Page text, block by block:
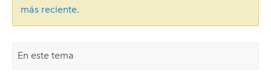
más reciente.
En este tema